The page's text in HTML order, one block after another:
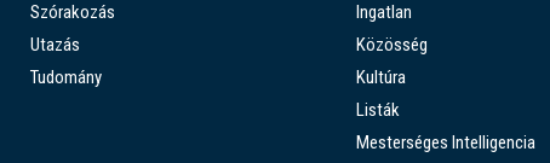
Szórakozás
Utazás
Tudomány
Ingatlan
Közösség
Kultúra
Listák
Mesterséges Intelligencia